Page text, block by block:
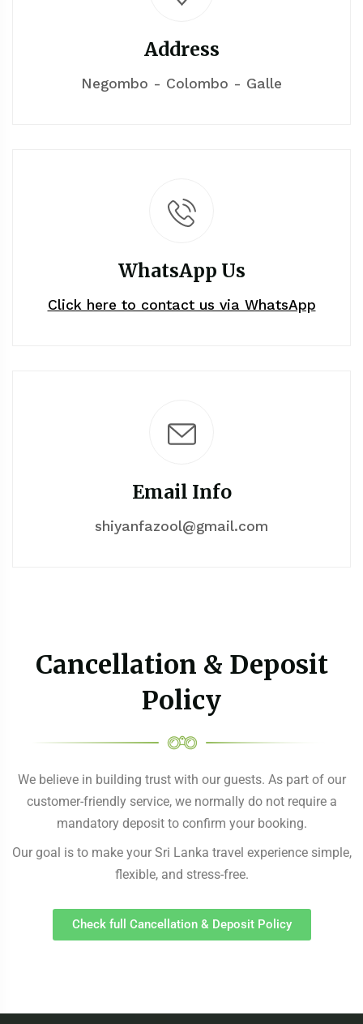
Address
Negombo - Colombo - Galle
WhatsApp Us
Click here to contact us via WhatsApp
Email Info
shiyanfazool@gmail.com
Cancellation & Deposit
Policy
We believe in building trust with our guests. As part of our
customer-friendly service, we normally do not require a
mandatory deposit to confirm your booking.
Our goal is to make your Sri Lanka travel experience simple,
flexible, and stress-free.
Check full Cancellation & Deposit Policy